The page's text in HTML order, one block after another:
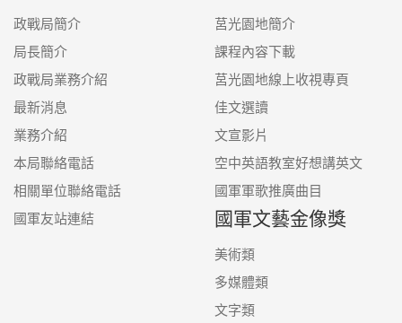
政戰局簡介
局長簡介
政戰局業務介紹
最新消息
業務介紹
本局聯絡電話
相關單位聯絡電話
國軍友站連結
莒光園地簡介
課程內容下載
莒光園地線上收視專頁
佳文選讀
文宣影片
空中英語教室好想講英文
國軍軍歌推廣曲目
國軍文藝金像獎
美術類
多媒體類
文字類